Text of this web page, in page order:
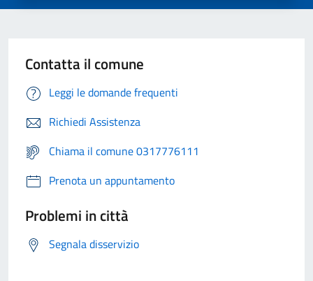
Contatta il comune
Leggi le domande frequenti
Richiedi Assistenza
Chiama il comune 0317776111
Prenota un appuntamento
Problemi in città
Segnala disservizio